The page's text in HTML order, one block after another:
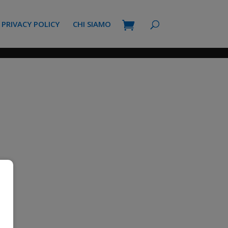
PRIVACY POLICY CHI SIAMO